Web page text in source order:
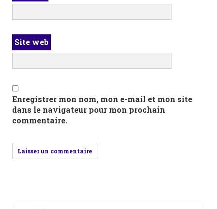
Site web
Enregistrer mon nom, mon e-mail et mon site
dans le navigateur pour mon prochain
commentaire.